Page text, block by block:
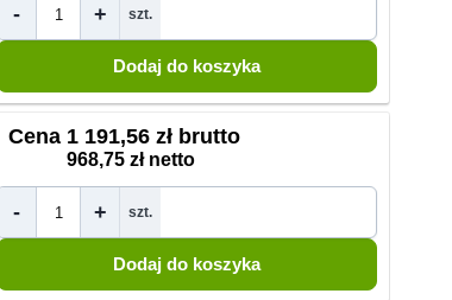
- + szt.
Cena 1 191,56 zł brutto
968,75 zł netto
- + szt.